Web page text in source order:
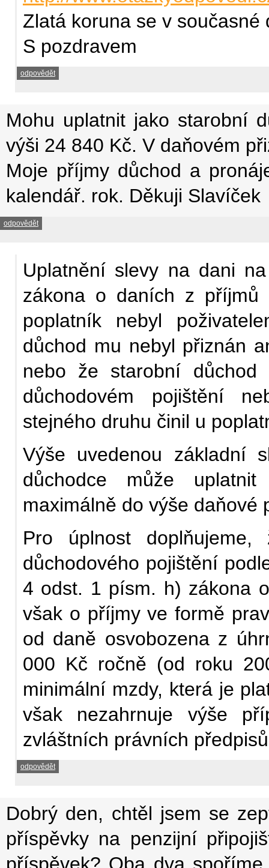
Zlatá koruna se v
S pozdravem
odpovědět
Mohu uplatnit jako starobní
výši 24 840 Kč. V daňovém
Moje příjmy důchod a
kalendář. rok. Děkuji Slavíček
odpovědět
Uplatnění slevy na dani
zákona o daních z
poplatník nebyl
důchod mu nebyl přiznán
nebo že starobní
důchodovém pojištění
stejného druhu činil u
Výše uvedenou základní
důchodce může
maximálně do výše daňové
Pro úplnost
důchodového pojištění
4 odst. 1 písm. h) zákona
však o příjmy ve formě
od daně osvobozena z
000 Kč ročně (od roku
minimální mzdy, která je
však nezahrnuje výše
zvláštních právních
odpovědět
Dobrý den, chtěl jsem se
příspěvky na penzijní